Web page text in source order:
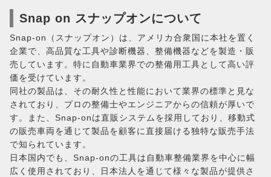
Snap on スナップオンについて
Snap-on（スナップオン）は、アメリカ合衆国に本社を置く
企業で、高品質な工具や診断機器、整備機器などを製造・販
売しています。特に自動車業界での整備用工具として高い評
価を受けています。
同社の製品は、その耐久性と性能において業界の標準と見な
されており、プロの整備士やエンジニアからの信頼が厚いで
す。また、Snap-onは直販システムを採用しており、移動式
の販売車両を通じて製品を顧客に直接届ける独特な販売手法
で知られています。
日本国内でも、Snap-onの工具は自動車整備業界を中心に幅
広く使用されており、日本法人を通じて様々な製品が提供さ